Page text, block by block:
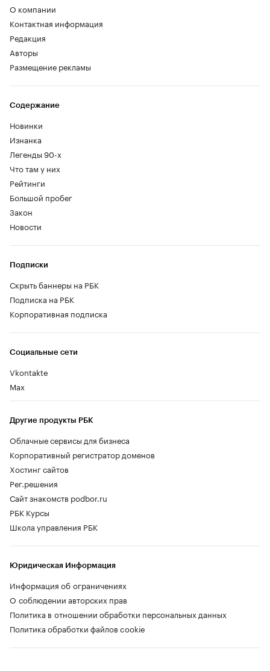
О компании
Контактная информация
Редакция
Авторы
Размещение рекламы
Содержание
Новинки
Изнанка
Легенды 90-х
Что там у них
Рейтинги
Большой пробег
Закон
Новости
Социальные сети
Vkontakte
Max
Другие продукты РБК
Облачные сервисы для бизнеса
Корпоративный регистратор доменов
Хостинг сайтов
Рег.решения
Сайт знакомств podbor.ru
РБК Курсы
Школа управления РБК
Подписки
Скрыть баннеры на РБК
Подписка на РБК
Корпоративная подписка
Юридическая Информация
Информация об ограничениях
О соблюдении авторских прав
Политика в отношении обработки персональных данных
Политика обработки файлов cookie